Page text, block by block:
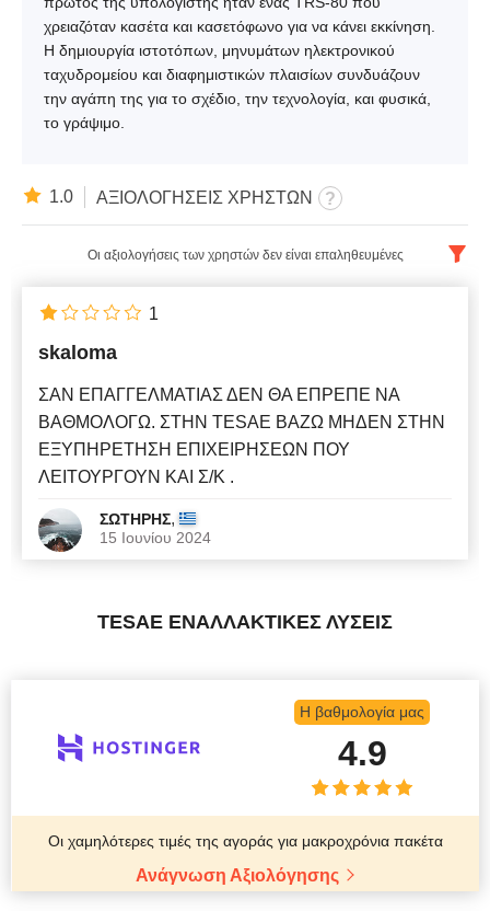
χρειαζόταν κασέτα και κασετόφωνο για να κάνει εκκίνηση.
Η δημιουργία ιστοτόπων, μηνυμάτων ηλεκτρονικού
ταχυδρομείου και διαφημιστικών πλαισίων συνδυάζουν
την αγάπη της για το σχέδιο, την τεχνολογία, και φυσικά,
το γράψιμο.
1.0 ΑΞΙΟΛΟΓΗΣΕΙΣ ΧΡΗΣΤΩΝ
Οι αξιολογήσεις των χρηστών δεν είναι επαληθευμένες
skaloma
ΣΑΝ ΕΠΑΓΓΕΛΜΑΤΙΑΣ ΔΕΝ ΘΑ ΕΠΡΕΠΕ ΝΑ
ΒΑΘΜΟΛΟΓΩ. ΣΤΗΝ TESAE ΒΑΖΩ ΜΗΔΕΝ ΣΤΗΝ
ΕΞΥΠΗΡΕΤΗΣΗ ΕΠΙΧΕΙΡΗΣΕΩΝ ΠΟΥ
ΛΕΙΤΟΥΡΓΟΥΝ ΚΑΙ Σ/Κ .
ΣΩΤΗΡΗΣ,
15 Ιουνίου 2024
1
TESAE ΕΝΑΛΛΑΚΤΙΚΈΣ ΛΎΣΕΙΣ
Η βαθμολογία μας
4.9
Οι χαμηλότερες τιμές της αγοράς για μακροχρόνια πακέτα
Ανάγνωση Αξιολόγησης